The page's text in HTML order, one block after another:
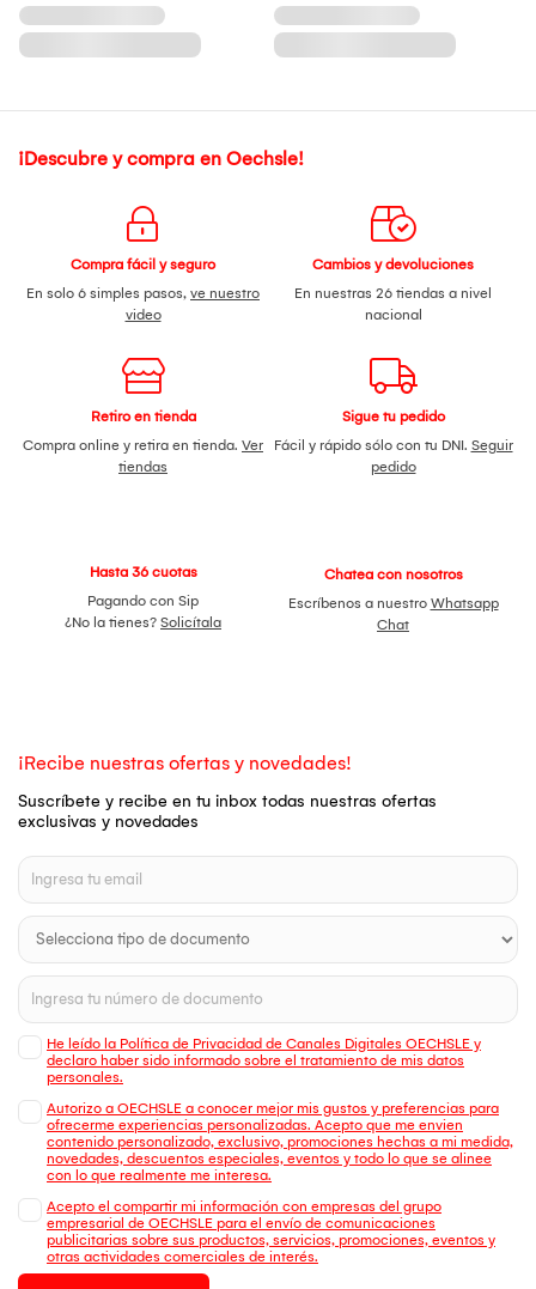
¡Descubre y compra en Oechsle!
Compra fácil y seguro
En solo 6 simples pasos, ve nuestro
video
Cambios y devoluciones
En nuestras 26 tiendas a nivel
nacional
Retiro en tienda
Compra online y retira en tienda. Ver
tiendas
Sigue tu pedido
Fácil y rápido sólo con tu DNI. Seguir
pedido
Hasta 36 cuotas
Pagando con Sip
¿No la tienes? Solicítala
Chatea con nosotros
Escríbenos a nuestro Whatsapp
Chat
¡Recibe nuestras ofertas y novedades!
Suscríbete y recibe en tu inbox todas nuestras ofertas
exclusivas y novedades
He leído la Política de Privacidad de Canales Digitales OECHSLE y
declaro haber sido informado sobre el tratamiento de mis datos
personales.
Autorizo a OECHSLE a conocer mejor mis gustos y preferencias para
ofrecerme experiencias personalizadas. Acepto que me envien
contenido personalizado, exclusivo, promociones hechas a mi medida,
novedades, descuentos especiales, eventos y todo lo que se alinee
con lo que realmente me interesa.
Acepto el compartir mi información con empresas del grupo
empresarial de OECHSLE para el envío de comunicaciones
publicitarias sobre sus productos, servicios, promociones, eventos y
otras actividades comerciales de interés.